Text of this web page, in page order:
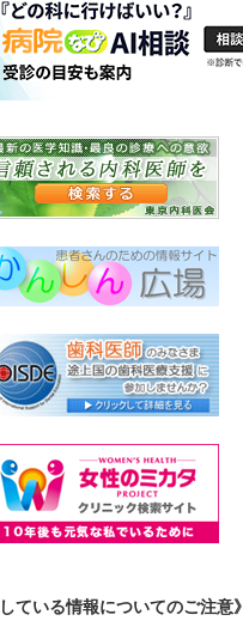
している情報についてのご注意》